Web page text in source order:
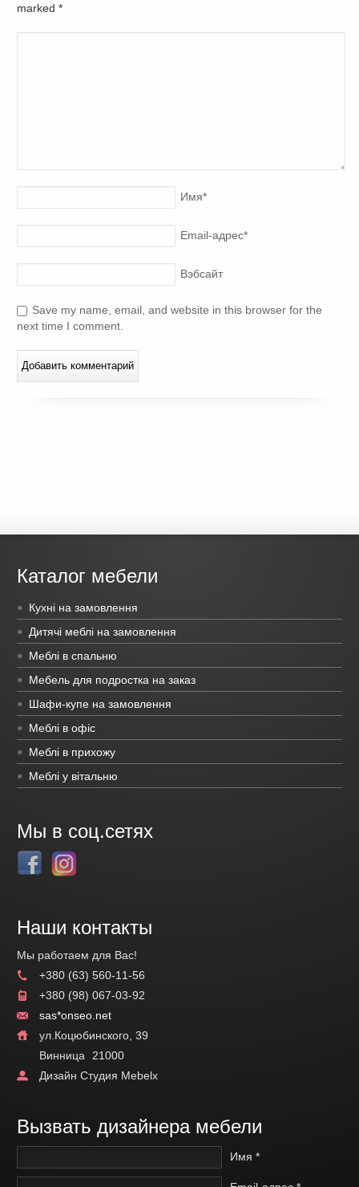
marked*
Имя*
Email-адрес*
Вэбсайт
Save my name, email, and website in this browser for the
next time I comment.
Каталог мебели
Кухні на замовлення
Дитячі меблі на замовлення
Меблі в спальню
Мебель для подростка на заказ
Шафи-купе на замовлення
Меблі в офіс
Меблі в прихожу
Меблі у вітальню
Мы в соц.сетях
Наши контакты
Мы работаем для Вас!
+380 (63) 560-11-56
+380 (98) 067-03-92
sas*onseo.net
ул.Коцюбинского, 39
Винница
21000
Дизайн Студия Mebelx
Вызвать дизайнера мебели
Имя *